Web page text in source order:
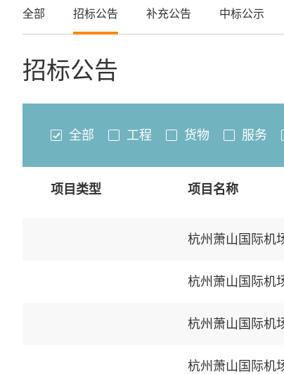
全部 招标公告 补充公告 中标公示
招标公告
全部 工程 货物 服务
项目类型 项目名称
杭州萧山国际机
杭州萧山国际机
杭州萧山国际机
杭州萧山国际机